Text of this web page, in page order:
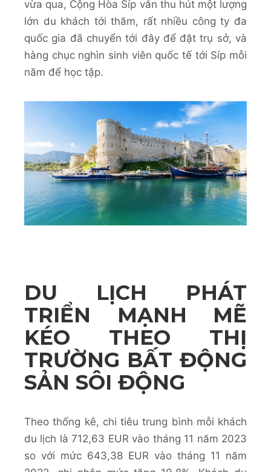
vừa qua, Cộng Hòa Síp vẫn thu hút một lượng
lớn du khách tới thăm, rất nhiều công ty đa
quốc gia đã chuyển tới đây để đặt trụ sở, và
hàng chục nghìn sinh viên quốc tế tới Síp mỗi
năm để học tập.
DU LỊCH PHÁT
TRIỂN MẠNH MẼ
KÉO THEO THỊ
TRƯỜNG BẤT ĐỘNG
SẢN SÔI ĐỘNG
Theo thống kê, chi tiêu trung bình mỗi khách
du lịch là 712,63 EUR vào tháng 11 năm 2023
so với mức 643,38 EUR vào tháng 11 năm